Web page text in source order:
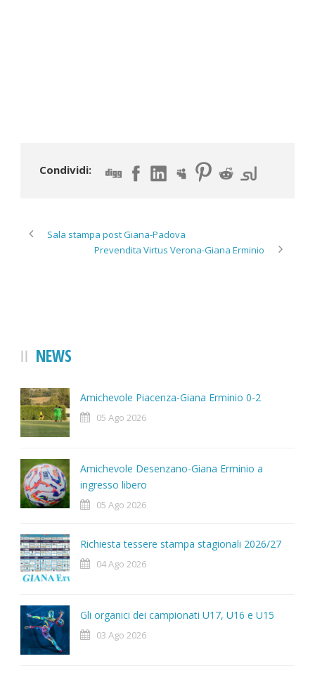
Condividi:
Sala stampa post Giana-Padova
Prevendita Virtus Verona-Giana Erminio
NEWS
Amichevole Piacenza-Giana Erminio 0-2
05 Ago 2026
Amichevole Desenzano-Giana Erminio a
ingresso libero
05 Ago 2026
Richiesta tessere stampa stagionali 2026/27
04 Ago 2026
Gli organici dei campionati U17, U16 e U15
03 Ago 2026